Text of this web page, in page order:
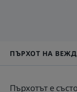
ПЪРХОТ НА
Пърхотът е